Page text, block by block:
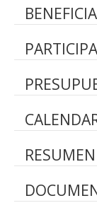
RESUMEN